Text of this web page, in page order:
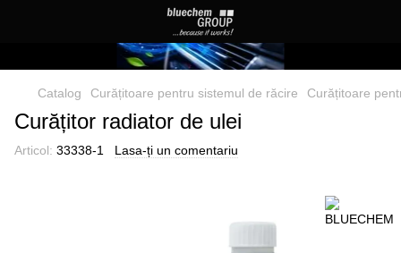
Catalog Curățitoare pentru sistemul de răcire Curățitoare
Curățitor radiator de ulei
Articol: 33338-1 Lasa-ți un comentariu